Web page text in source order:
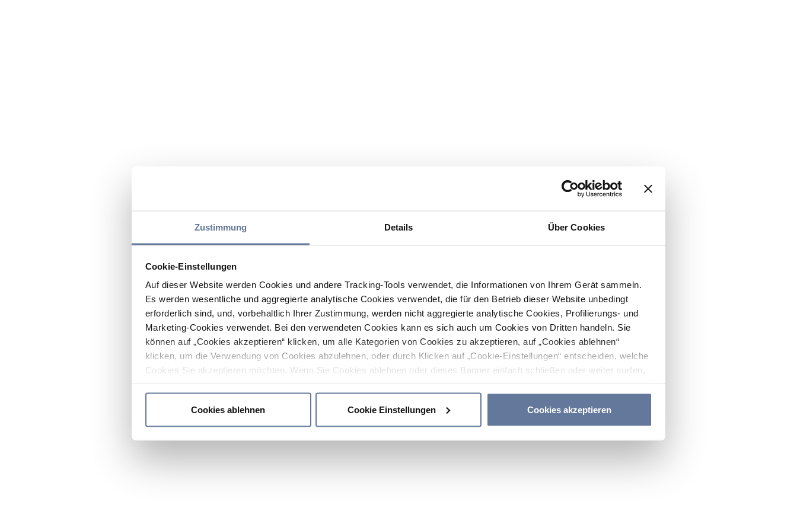
Zustimmung Details Über Cookies
Cookie-Einstellungen
Auf dieser Website werden Cookies und andere Tracking-Tools verwendet, die Informationen von Ihrem Gerät sammeln.
Es werden wesentliche und aggregierte analytische Cookies verwendet, die für den Betrieb dieser Website unbedingt
erforderlich sind, und, vorbehaltlich Ihrer Zustimmung, werden nicht aggregierte analytische Cookies, Profilierungs- und
Marketing-Cookies verwendet. Bei den verwendeten Cookies kann es sich auch um Cookies von Dritten handeln. Sie
können auf „Cookies akzeptieren“ klicken, um alle Kategorien von Cookies zu akzeptieren, auf „Cookies ablehnen“
klicken, um die Verwendung von Cookies abzulehnen, oder durch Klicken auf „Cookie-Einstellungen“ entscheiden, welche
Cookies Sie akzeptieren möchten. Wenn Sie Cookies ablehnen oder dieses Banner einfach schließen oder weiter surfen,
Cookies ablehnen
Cookie Einstellungen Cookies akzeptieren